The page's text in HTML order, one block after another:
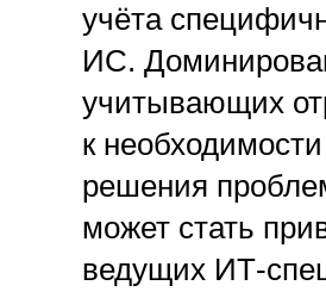
учёта
ИС.
учитывающих
к
решения
может стать
ведущих ИТ-